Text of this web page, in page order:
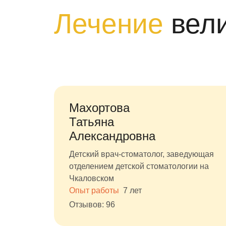
Лечение
Махортова
Татьяна
Александровна
Детский врач-стоматолог, заведующая
отделением детской стоматологии на
Чкаловском
Опыт работы 7 лет
Отзывов: 96